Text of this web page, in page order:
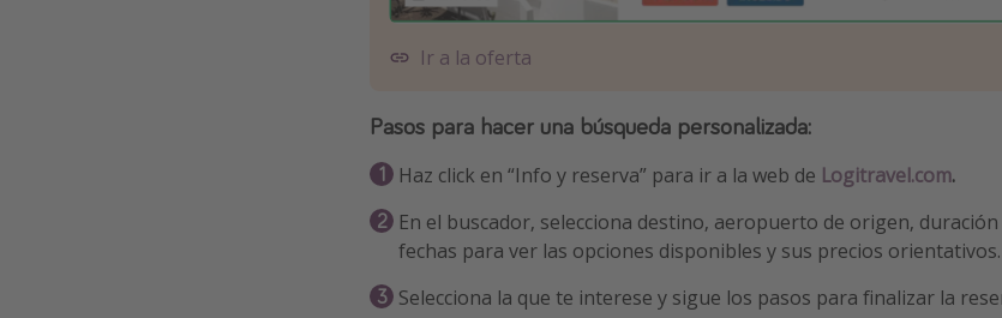
Ir a la oferta
Pasos para hacer una búsqueda personalizada:
Haz click en “Info y reserva” para ir a la web de Logitravel.com.
En el buscador, selecciona destino, aeropuerto de origen, duración
fechas para ver las opciones disponibles y sus precios orientativos.
Selecciona la que te interese y sigue los pasos para finalizar la